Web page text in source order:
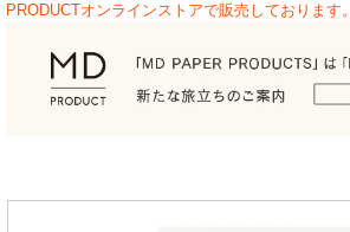
PRODUCTオンラインストアで販売しております。